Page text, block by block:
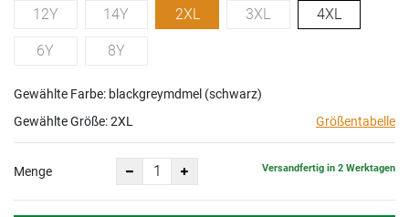
12Y 14Y 2XL 3XL 4XL
6Y 8Y
Gewählte Farbe: blackgreymdmel (schwarz)
Gewählte Größe:2XL Größentabelle
Menge Versandfertig in 2 Werktagen